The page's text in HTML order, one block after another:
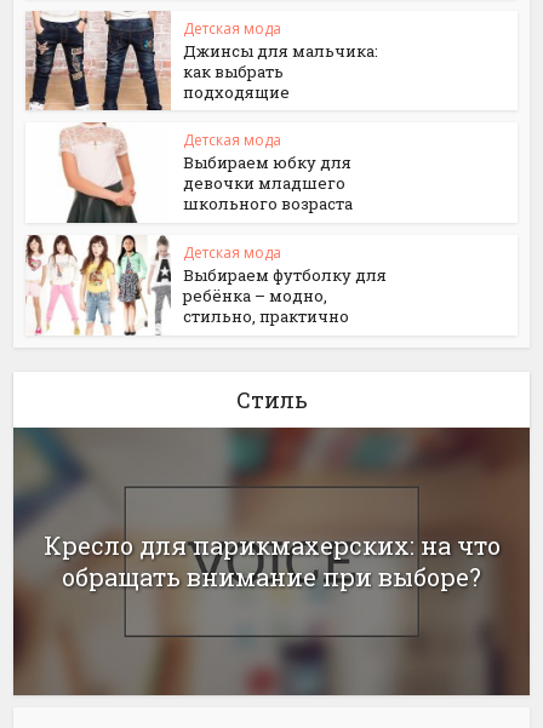
Детская мода
Джинсы для мальчика:
как выбрать
подходящие
Детская мода
Выбираем юбку для
девочки младшего
школьного возраста
Детская мода
Выбираем футболку для
ребёнка – модно,
стильно, практично
Стиль
Кресло для парикмахерских: на что
обращать внимание при выборе?